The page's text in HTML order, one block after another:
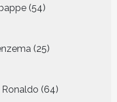
54
producten
25
producten
Ronaldo 64
producten